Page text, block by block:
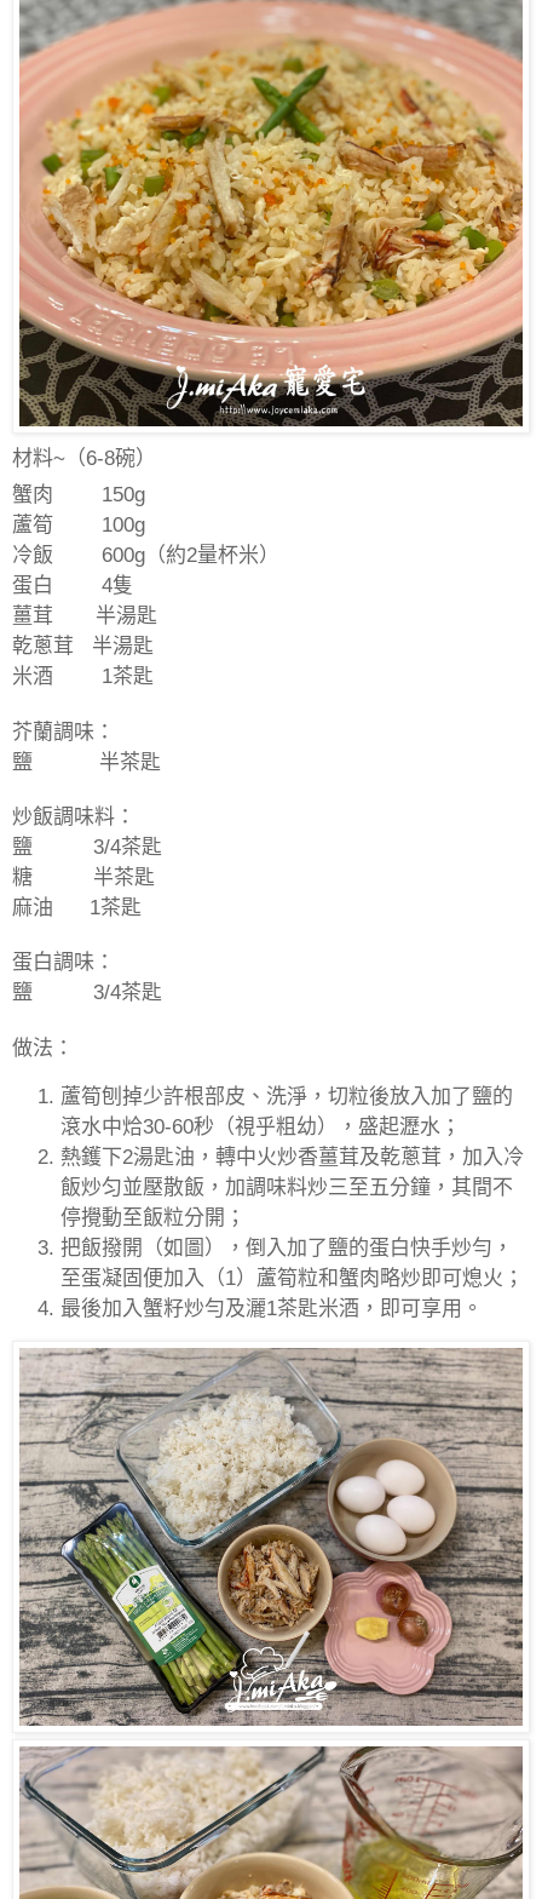
材料~（6-8碗）
蟹肉
150g
蘆筍
100g
冷飯 600g （約2量杯米）
蛋白
4隻
薑茸
半湯匙
乾蔥茸
半湯匙
米酒 1茶匙
芥蘭調味：
鹽
半茶匙
炒飯調味料：
鹽 3/4茶匙
糖
半茶匙
麻油
1茶匙
蛋白調味：
鹽 3/4茶匙
做法：
蘆筍刨掉少許根部皮、洗淨，切粒後放入加了鹽的
滾水中烚30-60秒（視乎粗幼），盛起瀝水；
熱鑊下2湯匙油，轉中火炒香薑茸及乾蔥茸，加入冷
飯炒匀並壓散飯，加調味料炒三至五分鐘，其間不
停攪動至飯粒分開；
把飯撥開（如圖），倒入加了鹽的蛋白快手炒勻，
至蛋凝固便加入（1）蘆筍粒和蟹肉略炒即可熄火；
最後加入蟹籽炒勻及灑1茶匙米酒，即可享用。